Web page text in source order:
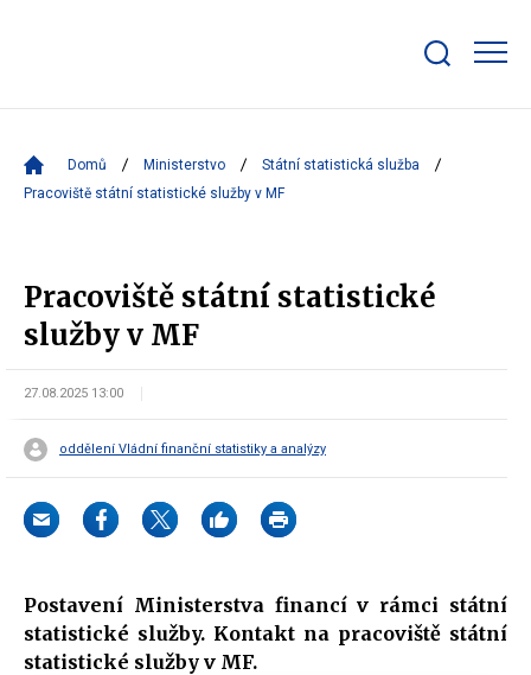
bar
Domů Ministerstvo
Státní statistická služba
Pracoviště státní statistické služby v MF
Pracoviště státní statistické
služby v MF
27.08.2025 13:00
oddělení Vládní finanční statistiky a analýzy
Postavení Ministerstva financí v rámci státní
statistické služby. Kontakt na pracoviště státní
statistické služby v MF.